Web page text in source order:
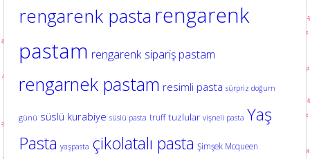
rengarenk pasta rengarenk
pastam rengarenk sipariş pastam
rengarnek pastam resimli pasta sürpriz doğum
günü süslü kurabiye süslü pasta truff tuzlular vişneli pasta Yaş
Pasta yaşpasta çikolatalı pasta Şimşek Mcqueen